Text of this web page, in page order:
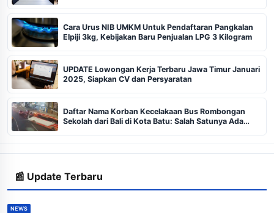
Cara Urus NIB UMKM Untuk Pendaftaran Pangkalan
Elpiji 3kg, Kebijakan Baru Penjualan LPG 3 Kilogram
UPDATE Lowongan Kerja Terbaru Jawa Timur Januari
2025, Siapkan CV dan Persyaratan
Daftar Nama Korban Kecelakaan Bus Rombongan
Sekolah dari Bali di Kota Batu: Salah Satunya Ada
📰 Update Terbaru
NEWS